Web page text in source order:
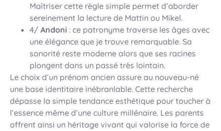
Maîtriser cette règle simple permet d’aborder
sereinement la lecture de Mattin ou Mikel.
4/ Andoni : ce patronyme traverse les âges avec
une élégance que je trouve remarquable. Sa
sonorité reste moderne alors que ses racines
plongent dans un passé très lointain.
Le choix d’un prénom ancien assure au nouveau-né
une base identitaire inébranlable. Cette recherche
dépasse la simple tendance esthétique pour toucher à
l’essence même d’une culture millénaire. Les parents
offrent ainsi un héritage vivant qui valorise la force de